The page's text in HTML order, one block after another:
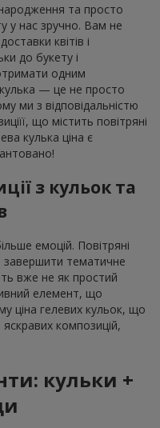
та просто
у нас зручно. Вам не
квітів і
до букету і
одним
— це не просто
ми з відповідальністю
що містить повітряні
кулька ціна є
з кульок та
емоцій. Повітряні
тематичне
вже не як простий
елемент, що
ціна гелевих кульок, що
композицій,
кульки +